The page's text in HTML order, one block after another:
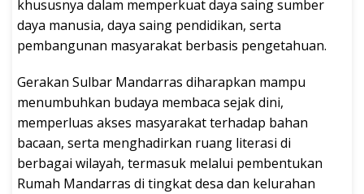
khususnya dalam memperkuat daya saing sumber
daya manusia, daya saing pendidikan, serta
pembangunan masyarakat berbasis pengetahuan.
Gerakan Sulbar Mandarras diharapkan mampu
menumbuhkan budaya membaca sejak dini,
memperluas akses masyarakat terhadap bahan
bacaan, serta menghadirkan ruang literasi di
berbagai wilayah, termasuk melalui pembentukan
Rumah Mandarras di tingkat desa dan kelurahan